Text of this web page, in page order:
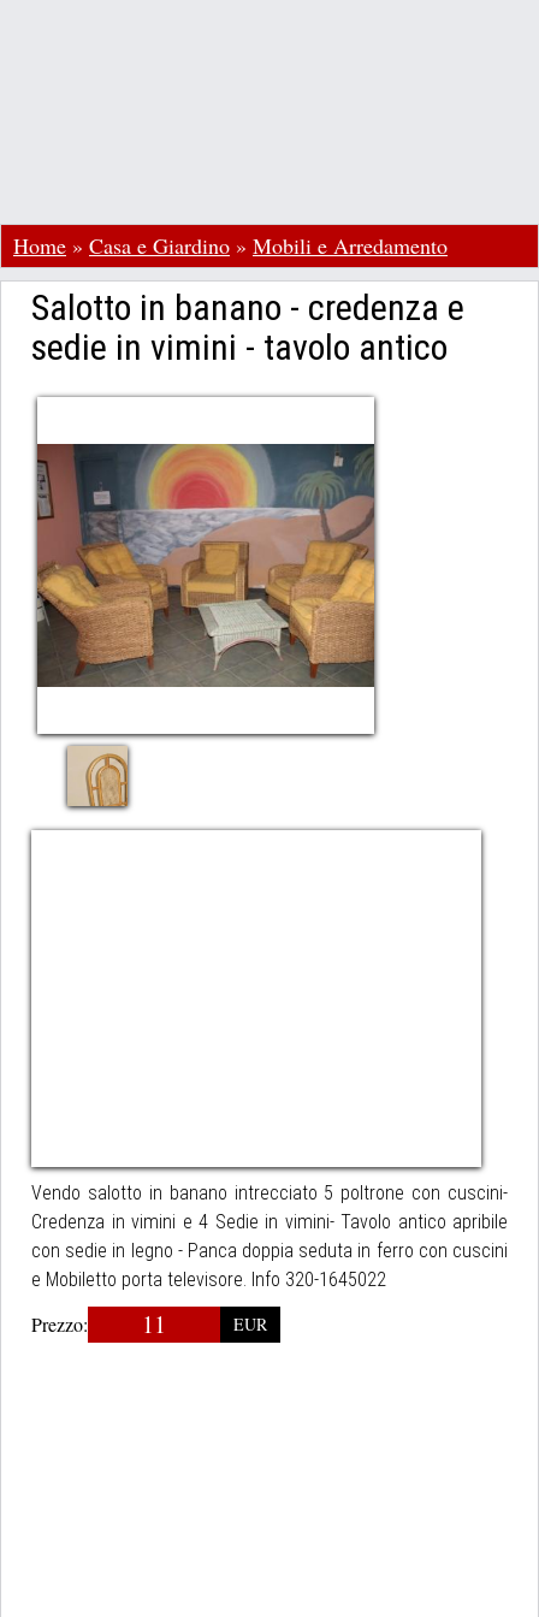
Home » Casa e Giardino » Mobili e Arredamento
Salotto in banano - credenza e
sedie in vimini - tavolo antico
Vendo salotto in banano intrecciato 5 poltrone con cuscini-
Credenza in vimini e 4 Sedie in vimini- Tavolo antico apribile
con sedie in legno - Panca doppia seduta in ferro con cuscini
e Mobiletto porta televisore. Info 320-1645022
Prezzo: 11 EUR